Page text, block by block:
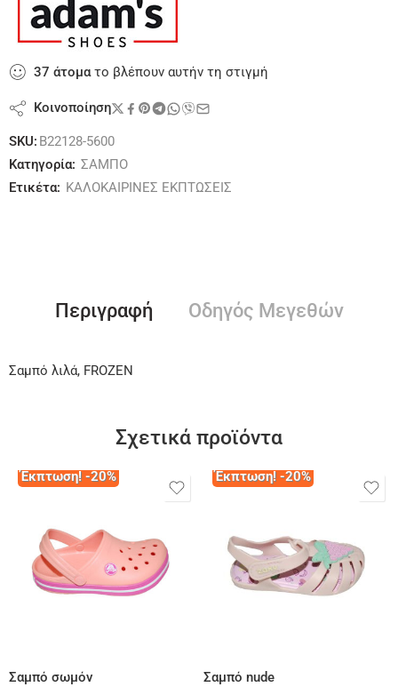
37 άτοματο βλέπουν αυτήν τη στιγμή
Κοινοποίηση
SKU: B22128-5600
Κατηγορία: ΣΑΜΠΟ
Ετικέτα: ΚΑΛΟΚΑΙΡΙΝΕΣ ΕΚΠΤΩΣΕΙΣ
Περιγραφή Οδηγός Μεγεθών
Σαμπό λιλά, FROZEN
Σχετικά προϊόντα
Έκπτωση! -20%
Σαμπό σωμόν
Έκπτωση! -20%
Σαμπό nude